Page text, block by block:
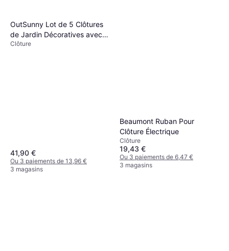
OutSunny Lot de 5 Clôtures
de Jardin Décoratives avec
Ornements Métal Noir 305 x
Clôture
41,90 €
Ou 3 paiements de 13,96 €
3 magasins
Beaumont Ruban Pour
Clôture Électrique
Clôture
19,43 €
Ou 3 paiements de 6,47 €
3 magasins